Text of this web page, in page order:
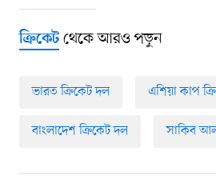
ক্রিকেটথেকে আরও পড়ুন
ভারত ক্রিকেট দল এশিয়া কাপ
বাংলাদেশ ক্রিকেট দল সাকিব